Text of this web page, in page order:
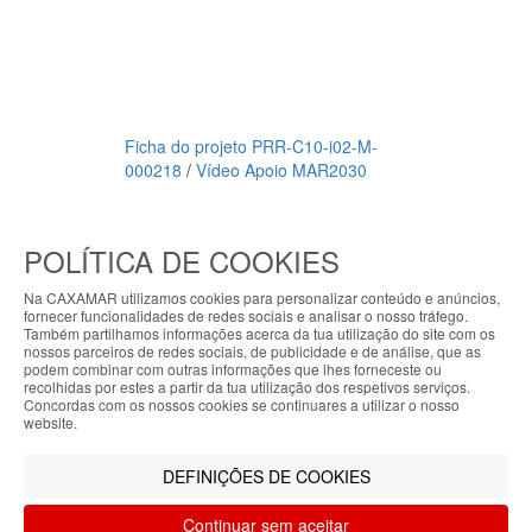
Ficha do projeto PRR-C10-i02-M-
000218 / Vídeo Apoio MAR2030
CAXAMAR © 2023
Todos os direitos reservados / Salvo
indicação de contrário as promoções
apresentadas são válidas até ao dia 08-
08-2026
Filtrar por
ABOUT THE COOKIES
My7stores handles information about your visit
using cookies that improve the performance of the
website, facilitate sharing via social networks and
continuing to browse our site, you accept the use of
these cookies. For more information, see our
POLÍTICA DE COOKIES
Na CAXAMAR utilizamos cookies para personalizar conteúdo e anúncios,
fornecer funcionalidades de redes sociais e analisar o nosso tráfego.
Também partilhamos informações acerca da tua utilização do site com os
nossos parceiros de redes sociais, de publicidade e de análise, que as
podem combinar com outras informações que lhes forneceste ou
recolhidas por estes a partir da tua utilização dos respetivos serviços.
Concordas com os nossos cookies se continuares a utilizar o nosso
website.
DEFINIÇÕES DE COOKIES
Continuar sem aceitar